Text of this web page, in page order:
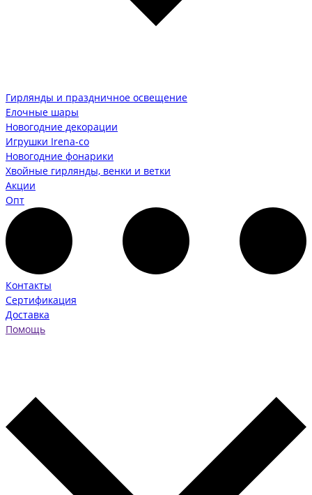
Гирлянды и праздничное освещение
Елочные шары
Новогодние декорации
Игрушки Irena-co
Новогодние фонарики
Хвойные гирлянды, венки и ветки
Акции
Опт
Контакты
Сертификация
Доставка
Помощь